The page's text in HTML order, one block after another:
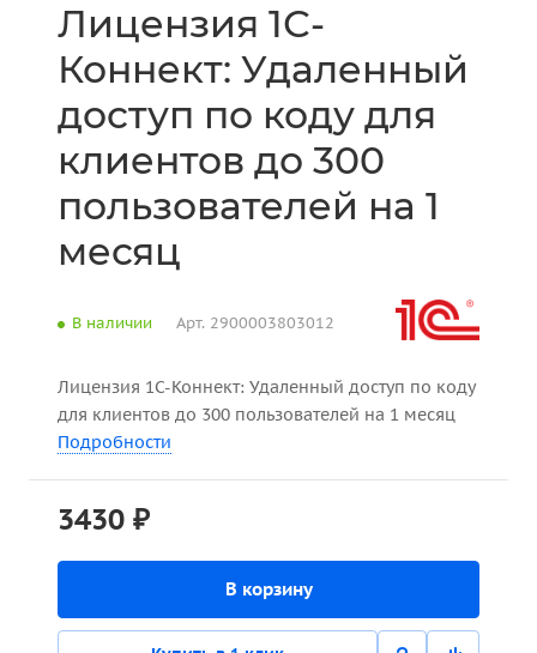
Лицензия 1С-
Коннект: Удаленный
доступ по коду для
клиентов до 300
пользователей на 1
месяц
В наличии Арт. 2900003803012
Лицензия 1С-Коннект: Удаленный доступ по коду
для клиентов до 300 пользователей на 1 месяц
Подробности
3430 ₽
В корзину